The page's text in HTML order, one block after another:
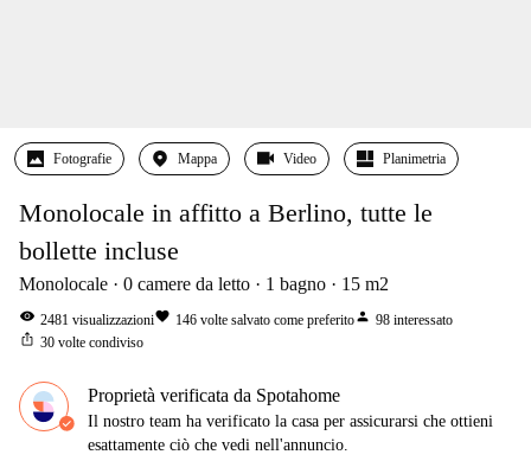
Fotografie Mappa Video Planimetria
Monolocale in affitto a Berlino, tutte le
bollette incluse
Monolocale 0 camere da letto 1 bagno 15 m2
visibility 2481 visualizzazionifavorite 146 volte salvato come preferitoperson 98 interessato
ios_share 30 volte condiviso
Proprietà verificata da Spotahome
Il nostro team ha verificato la casa per assicurarsi che ottieni
esattamente ciò che vedi nell'annuncio.